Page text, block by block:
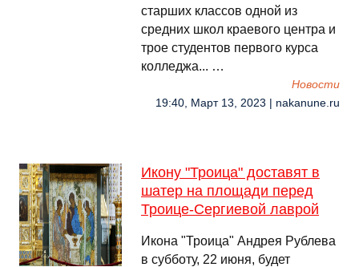
старших классов одной из
средних школ краевого центра и
трое студентов первого курса
колледжа... …
Новости
19:40, Март 13, 2023 | nakanune.ru
Икону "Троица" доставят в
шатер на площади перед
Троице-Сергиевой лаврой
Икона "Троица" Андрея Рублева
в субботу, 22 июня, будет